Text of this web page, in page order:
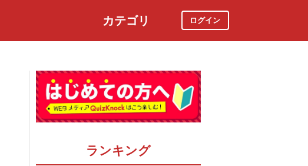
カテゴリ ログイン
ランキング